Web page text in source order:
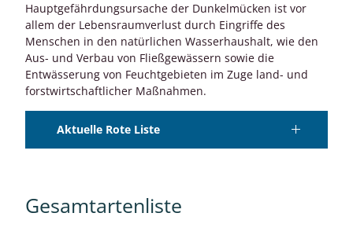
Hauptgefährdungsursache der Dunkelmücken ist vor
allem der Lebensraumverlust durch Eingriffe des
Menschen in den natürlichen Wasserhaushalt, wie den
Aus- und Verbau von Fließgewässern sowie die
Entwässerung von Feuchtgebieten im Zuge land- und
forstwirtschaftlicher Maßnahmen.
Aktuelle Rote Liste
Gesamtartenliste